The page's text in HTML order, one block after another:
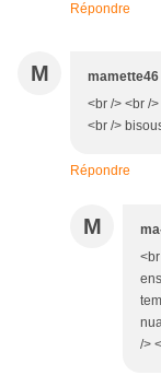
Répondre
M mamette46
<br /> <br /
<br />
Répondre
M
/>